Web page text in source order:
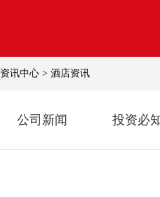
资讯中心 > 酒店资讯
公司新闻 投资必